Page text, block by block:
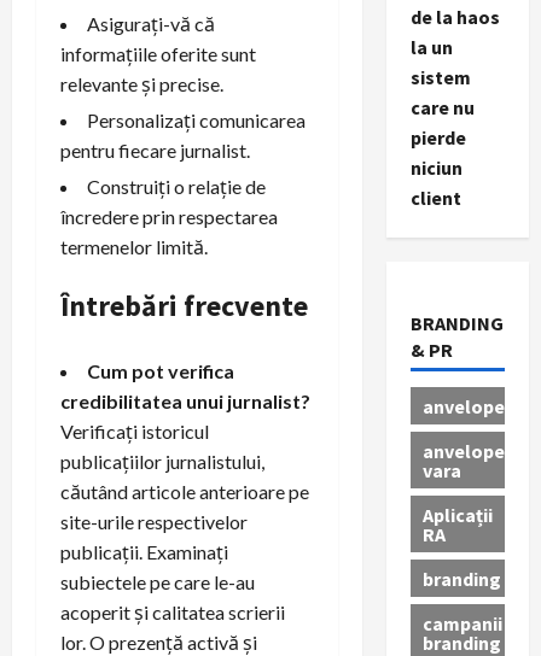
Asigurați-vă că
informațiile oferite sunt
relevante și precise.
Personalizați comunicarea
pentru fiecare jurnalist.
Construiți o relație de
încredere prin respectarea
termenelor limită.
Întrebări frecvente
Cum pot verifica
credibilitatea unui jurnalist?
Verificați istoricul
publicațiilor jurnalistului,
căutând articole anterioare pe
site-urile respectivelor
publicații. Examinați
subiectele pe care le-au
acoperit și calitatea scrierii
lor. O prezență activă și
de la haos
la un
sistem
care nu
pierde
niciun
client
BRANDING
& PR
anvelope
anvelope
vara
Aplicații
RA
branding
campanii
branding